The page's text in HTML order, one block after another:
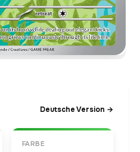
Deutsche Version →
FARBE